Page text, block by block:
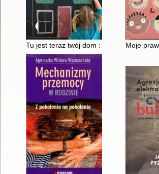
Tu jest teraz twój dom : adopcja w Polsce
Moje